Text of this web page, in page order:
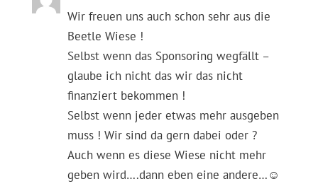
Wir freuen uns auch schon sehr aus die
Beetle Wiese !
Selbst wenn das Sponsoring wegfällt –
glaube ich nicht das wir das nicht
finanziert bekommen !
Selbst wenn jeder etwas mehr ausgeben
muss ! Wir sind da gern dabei oder ?
Auch wenn es diese Wiese nicht mehr
geben wird….dann eben eine andere…☺️